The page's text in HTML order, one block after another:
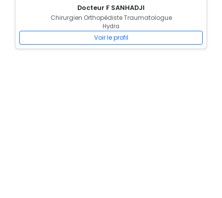
Docteur F SANHADJI
Chirurgien Orthopédiste Traumatologue
Hydra
Voir le profil